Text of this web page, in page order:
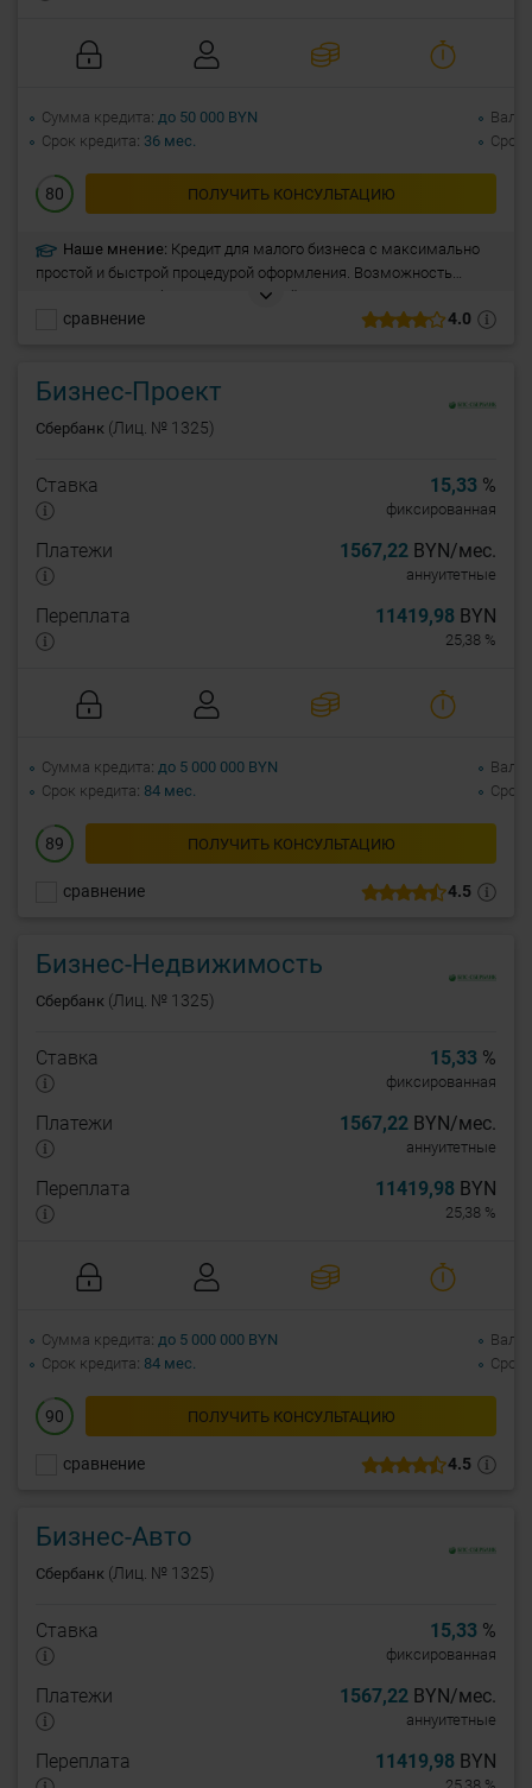
4.0
сравнение
80 ПОЛУЧИТЬ КОНСУЛЬТАЦИЮ
Сумма кредита до 50 000 BYN
Срок кредита 36 мес.
Срок
Наше мнение: Кредит для малого бизнеса с максимально
простой и быстрой процедурой оформления. Возможность
получить кредит без залога. Простой пакет документов.
Рассмотрение заявки до 3-х дней. Без выезда к клиенту на
Бизнес-Проект
Сбербанк (Лиц. № 1325)
4.5
сравнение
Ставка 15,33 %
фиксированная
Платежи 1567,22 BYN/мес.
аннуитетные
Переплата 11419,98 BYN
25,38 %
89 ПОЛУЧИТЬ КОНСУЛЬТАЦИЮ
Сумма кредита до 5 000 000 BYN
Срок кредита 84 мес.
Срок
Бизнес-Недвижимость
Сбербанк (Лиц. № 1325)
4.5
сравнение
Ставка 15,33 %
фиксированная
Платежи 1567,22 BYN/мес.
аннуитетные
Переплата 11419,98 BYN
25,38 %
90 ПОЛУЧИТЬ КОНСУЛЬТАЦИЮ
Сумма кредита до 5 000 000 BYN
Срок кредита 84 мес.
Срок
Бизнес-Авто
Сбербанк (Лиц. № 1325)
Ставка 15,33 %
фиксированная
Платежи 1567,22 BYN/мес.
аннуитетные
Переплата 11419,98 BYN